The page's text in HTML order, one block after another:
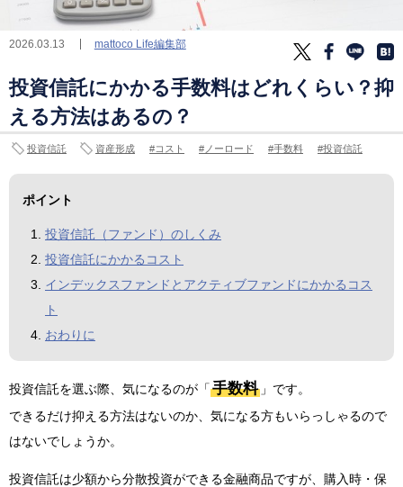
2026.03.13 mattoco Life編集部
投資信託にかかる手数料はどれくらい？抑
える方法はあるの？
投資信託 資産形成 コスト ノーロード 手数料 投資信託
ポイント
投資信託（ファンド）のしくみ
投資信託にかかるコスト
インデックスファンドとアクティブファンドにかかるコス
ト
おわりに
投資信託を選ぶ際、気になるのが「 手数料 」です。
できるだけ抑える方法はないのか、気になる方もいらっしゃるので
はないでしょうか。
投資信託は少額から分散投資ができる金融商品ですが、購入時・保